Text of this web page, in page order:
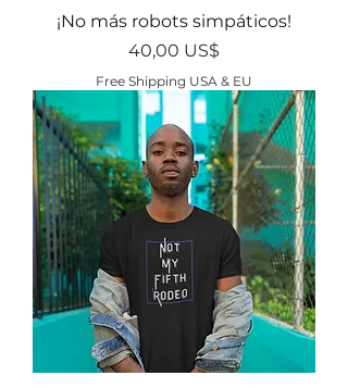
¡No más robots simpáticos!
Precio
40,00 US$
Free Shipping USA & EU